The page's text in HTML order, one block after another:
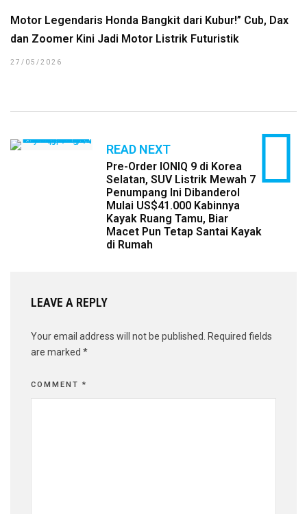
Motor Legendaris Honda Bangkit dari Kubur!” Cub, Dax
dan Zoomer Kini Jadi Motor Listrik Futuristik
27/05/2026
READ NEXT
Pre-Order IONIQ 9 di Korea
Selatan, SUV Listrik Mewah 7
Penumpang Ini Dibanderol
Mulai US$41.000 Kabinnya
Kayak Ruang Tamu, Biar
Macet Pun Tetap Santai Kayak
di Rumah
LEAVE A REPLY
Your email address will not be published.
Required fields
are marked *
COMMENT *